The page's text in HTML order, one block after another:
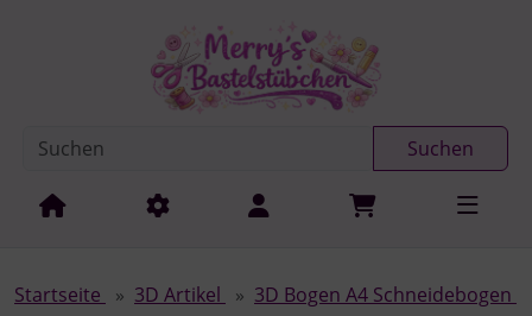
Springe zur Navigation
Suchen
Startseite 3D Artikel
3D Bogen A4 Schneidebogen